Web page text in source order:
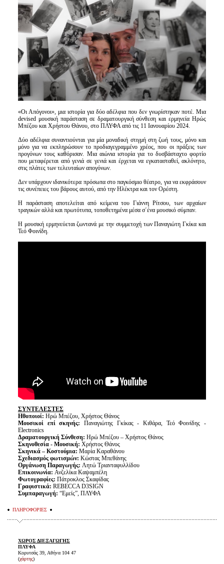
«Οι Απόγονοι», μια ιστορία για δύο αδέλφια που δεν γνωρίστηκαν ποτέ. Μια
devised μουσική παράσταση σε δραματουργική σύνθεση και ερμηνεία Ηρώς
Μπέζου και Χρήστου Θάνου, στο ΠΛΥΦΑ από τις 11 Ιανουαρίου 2024.
Δύο αδέλφια συναντιούνται για μία μοναδική στιγμή στη ζωή τους, μόνο και
μόνο για να εκπληρώσουν το προδιαγεγραμμένο χρέος, που οι πράξεις των
προγόνων τους καθόρισαν. Μια αιώνια ιστορία για το δυσβάσταχτο φορτίο
που μεταφέρεται από γενιά σε γενιά και έρχεται να εγκατασταθεί, ακλόνητο,
στις πλάτες των τελευταίων απογόνων.
Δεν υπάρχουν ιδανικότερα πρόσωπα στο παγκόσμιο θέατρο, για να εκφράσουν
τις συνέπειες του βάρους αυτού, από την Ηλέκτρα και τον Ορέστη.
Η παράσταση αποτελείται από κείμενα του Γιάννη Ρίτσου, των αρχαίων
τραγικών αλλά και πρωτότυπα, τοποθετημένα μέσα σ΄ένα μουσικό σύμπαν.
Η μουσική ερμηνεύεται ζωντανά με την συμμετοχή των Παναγιώτη Γκίκα και
Τεό Φοινίδη.
ΣΥΝΤΕΛΕΣΤΕΣ
Ηθοποιοί: Ηρώ Μπέζου, Χρήστος Θάνος
Μουσικοί επί σκηνής: Παναγιώτης Γκίκας - Κιθάρα, Τεό Φοινίδης -
Electronics
Δραματουργική Σύνθεση: Ηρώ Μπέζου – Χρήστος Θάνος
Σκηνοθεσία - Μουσική: Χρήστος Θάνος
Σκηνικά – Κοστούμια: Μαρία Καραθάνου
Σχεδιασμός φωτισμών: Κώστας Μπεθάνης
Οργάνωση Παραγωγής: Λητώ Τριανταφυλλίδου
Επικοινωνία: Ανζελίκα Καψαμπέλη
Φωτογραφίες: Πάτροκλος Σκαφίδας
Γραφιστικά: REBECCA D3SIGN
Συμπαραγωγή: “Εμείς”, ΠΛΥΦΑ
ΠΛΗΡΟΦΟΡΙΕΣ
ΧΩΡΟΣ ΔΙΕΞΑΓΩΓΗΣ
ΠΛΥΦΑ
Κορυτσάς 39, Αθήνα 104 47
(χάρτης)